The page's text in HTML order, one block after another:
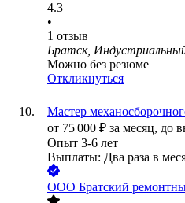
4.3
•
1 отзыв
Братск,
Можно без резюме
Откликнуться
Мастер
от 75 000 ₽ за месяц, до
Опыт 3-6 лет
Выплаты: Два раза в
ООО Братский